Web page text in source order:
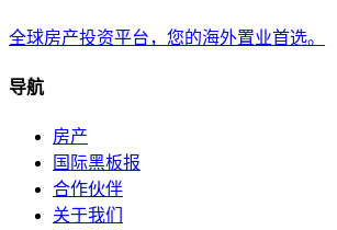
全球房产投资平台，您的海外置业首选。
导航
房产
国际黑板报
合作伙伴
关于我们